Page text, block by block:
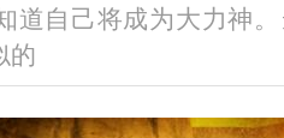
道自己将成为大力神
的